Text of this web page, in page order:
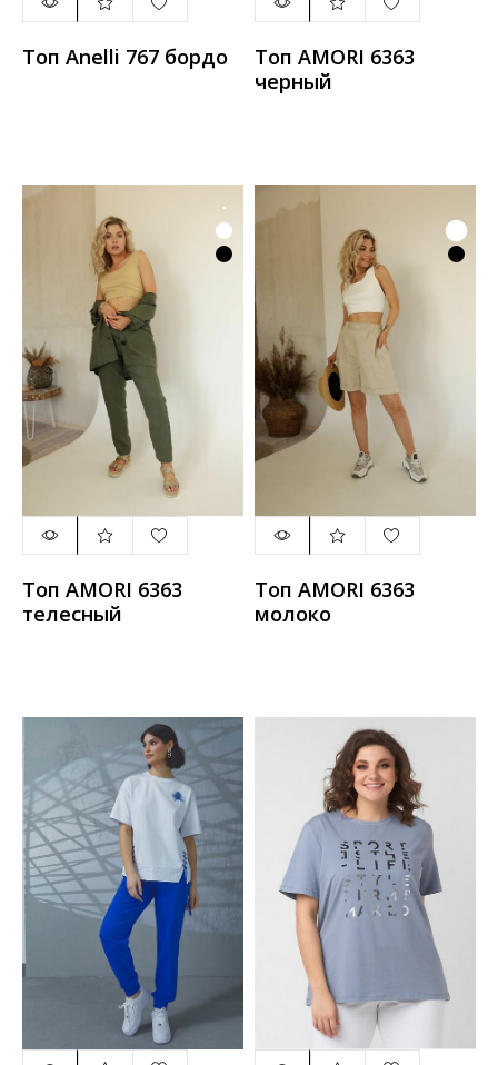
Топ Anelli 767 бордо
Топ AMORI 6363
черный
Топ AMORI 6363
телесный
Топ AMORI 6363
молоко